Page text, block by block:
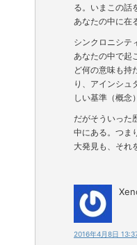
る。いまこの話
あなたの中に在
シンクロニシテ
あなたの中で起
ど何の意味も持
り、アインシュ
しい基準（概念
だがそういった
中にある。つま
大発見も、それ
2016年4月8日